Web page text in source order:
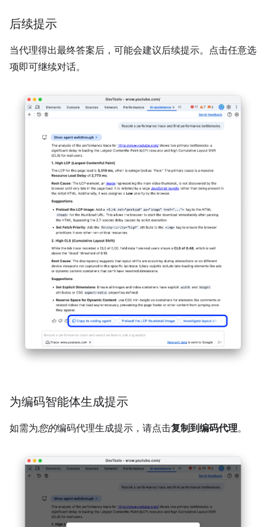
后续提示
当代理得出最终答案后，可能会建议后续提示。点击任意选
项即可继续对话。
为编码智能体生成提示
如需为您的编码代理生成提示，请点击复制到编码代理。